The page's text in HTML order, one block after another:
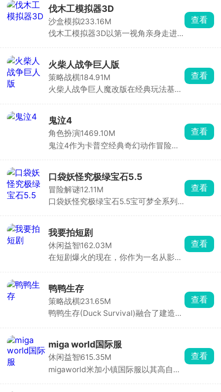
同玩家需求。
战乱不断。玩家扮演初入江湖的侠客，
通过主线与支线任务逐步揭开江湖中的
恩怨情仇与阴谋诡计。游戏拥有超过
120种武功秘籍，剑法、刀法、拳法自
伐木工模拟器3D
沙盒模拟233.16M
伐木工模拟器3D以第一视角亲身走进
斧头、电锯、伐木机等各式各样专业工
具，深入林间砍伐，砍伐完成后，还需
通过车辆将原木安全运输到加工厂进行
切割、处理，一步步从无到有、从零开
查看
火柴人战争巨人版
策略战棋184.91M
火柴人战争巨人魔改版在经典玩法基础
面更震撼、策略更粗暴。开局必须先造
矿工，自动开采金矿，获取黄金，摧毁
敌方的雕像。
查看
鬼泣4
角色扮演1469.10M
鬼泣4作为卡普空经典奇幻动作冒险游
面、酷炫的特效与超爽的打击感著称，
玩家可操控尼禄或但丁，开启一场惊心
动魄的恶魔猎杀之旅。尼禄凭借恶魔右
手施展抓取、投掷等独特技能，而但丁
查看
口袋妖怪究极绿宝石5.5
冒险解谜12.11M
口袋妖怪究极绿宝石5.5宝可梦全系列
不同的精灵并驯服，参与多个周目的挑
战，体验到原汁原味的怀旧经典。
查看
我要拍短剧
休闲益智162.03M
在短剧爆火的现在，你作为一名从影视
演员，从构思剧本、选择题材到短剧上
线，全程亲力亲为。签约演员时，需综
合评估其发展潜力、商业价值与资质，
随后通过专业培养提升他们的演技。随
查看
鸭鸭生存
策略战棋231.65M
鸭鸭生存(Duck Survival)融合了建造经
生之旅。白天是建设时间，你需要收集
资源、升级基地，建造机枪塔、激光
塔、兵营等各类防御建筑，经营好自己
的家园。夜晚则是战斗时刻，僵尸大军
查看
miga world国际服
休闲益智615.35M
migaworld米加小镇国际服以其高自由
查看